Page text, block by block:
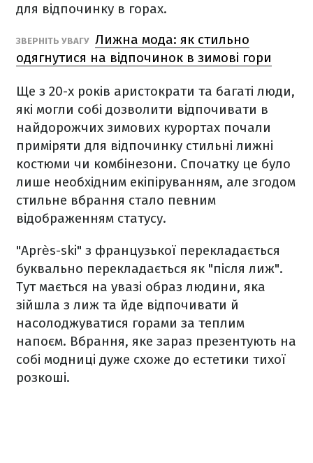
для відпочинку в горах.
ЗВЕРНІТЬ УВАГУ Лижна мода: як стильно
одягнутися на відпочинок в зимові гори
Ще з 20-х років аристократи та багаті люди,
які могли собі дозволити відпочивати в
найдорожчих зимових курортах почали
приміряти для відпочинку стильні лижні
костюми чи комбінезони. Спочатку це було
лише необхідним екіпіруванням, але згодом
стильне вбрання стало певним
відображенням статусу.
"Après-ski" з французької перекладається
буквально перекладається як "після лиж".
Тут мається на увазі образ людини, яка
зійшла з лиж та йде відпочивати й
насолоджуватися горами за теплим
напоєм. Вбрання, яке зараз презентують на
собі модниці дуже схоже до естетики тихої
розкоші.